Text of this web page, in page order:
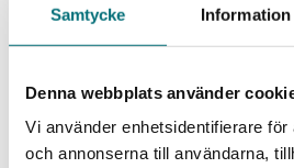
Samtycke Information
Denna webbplats använder
Vi använder enhetsidentifierare
och annonserna till användarna,
Fyra
verksamhetsutveckling
utifrån fyra fokusområden: